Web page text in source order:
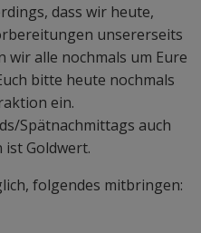
dass wir heute,
unsererseits
alle nochmals um Eure
bitte heute nochmals
ein.
Spätnachmittags auch
Goldwert.
folgendes mitbringen: